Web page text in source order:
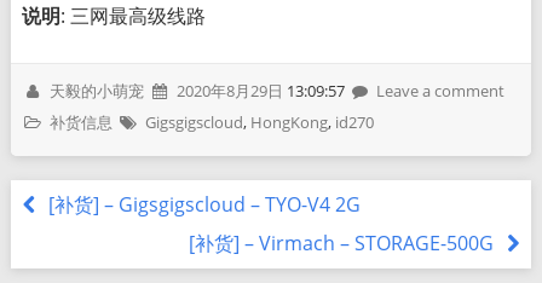
说明: 三网最高级线路
天毅的小萌宠 2020年8月29日 13:09:57
Leave a comment
补货信息
Gigsgigscloud, HongKong, id270
[补货] – Gigsgigscloud – TYO-V4 2G
[补货] – Virmach – STORAGE-500G